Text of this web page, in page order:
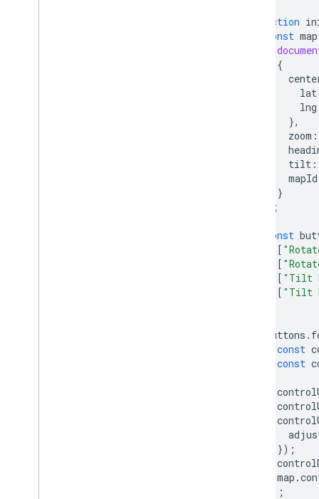
function
const map
{
lat
lng
},
zoom :
tilt :
mapId
}
);
const
[
[
[ "Tilt
[ "Tilt
buttons .
const
const
});
map .
});